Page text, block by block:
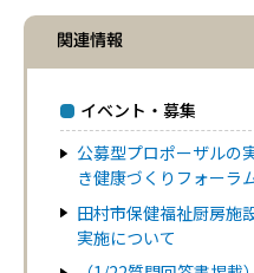
関連情報
イベント・募集
公募型プロポーザルの
き健康づくりフォーラ
田村市保健福祉厨房施
実施について